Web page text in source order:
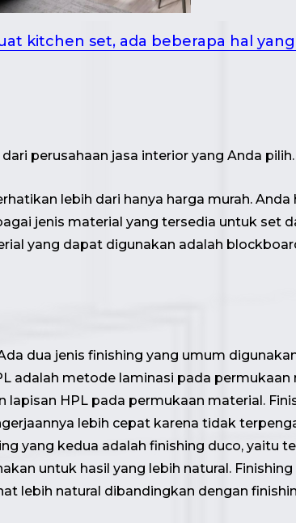
kitchen set, ada beberapa hal
perusahaan jasa interior yang Anda pilih.
lebih dari hanya harga murah.
jenis material yang tersedia untuk set
yang dapat digunakan adalah
dua jenis finishing yang umum
adalah metode laminasi pada
HPL pada permukaan material.
lebih cepat karena tidak
yang kedua adalah finishing duco, yaitu
untuk hasil yang lebih natural.
lebih natural dibandingkan dengan